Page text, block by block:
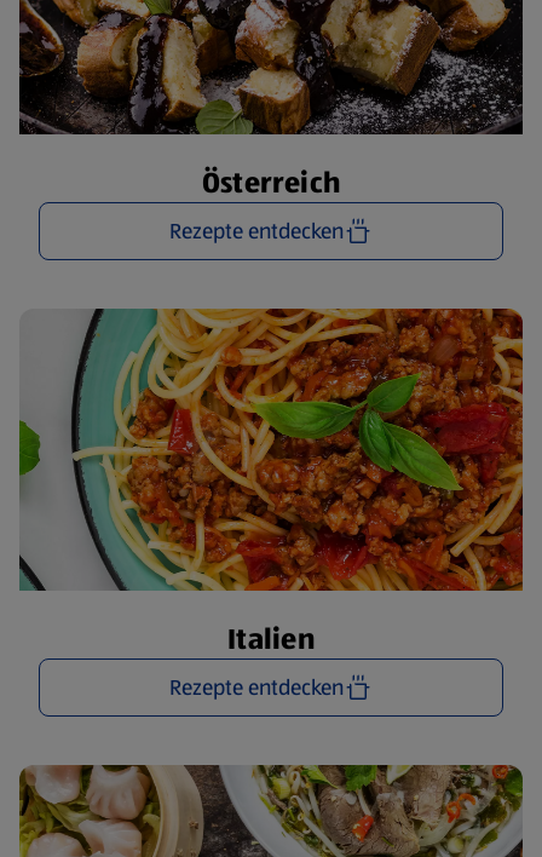
Österreich
Rezepte entdecken
Italien
Rezepte entdecken